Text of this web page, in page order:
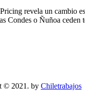
revela un cambio
Condes o Ñuñoa ceden
© 2021. by Chiletrabajos